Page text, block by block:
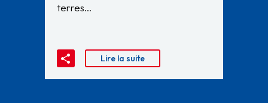
terres…
Lire la suite